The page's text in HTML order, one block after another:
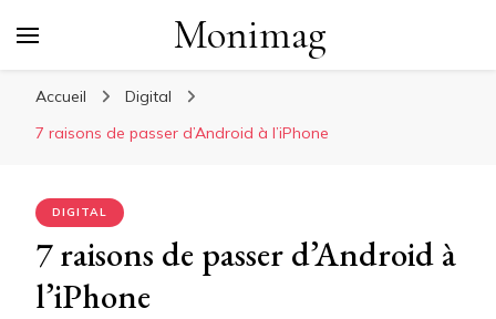
Monimag
Accueil
Digital
7 raisons de passer d’Android à l’iPhone
DIGITAL
7 raisons de passer d’Android à
l’iPhone